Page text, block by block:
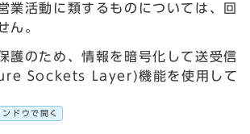
業活動に類するものについては、回
ん。
護のため、情報を暗号化して送受信
Sockets Layer)機能を使用して
ドウで開く